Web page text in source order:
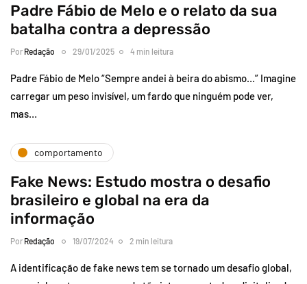
Padre Fábio de Melo e o relato da sua
batalha contra a depressão
Por Redação 29/01/2025 4 min leitura
Padre Fábio de Melo “Sempre andei à beira do abismo…” Imagine
carregar um peso invisível, um fardo que ninguém pode ver,
mas…
comportamento
Fake News: Estudo mostra o desafio
brasileiro e global na era da
informação
Por Redação 19/07/2024 2 min leitura
A identificação de fake news tem se tornado um desafio global,